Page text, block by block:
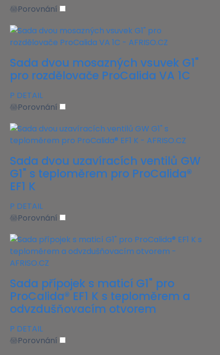
Porovnání
Sada dvou mosazných vsuvek G1"
pro rozdělovače ProCalida VA 1C
P DETAIL
Porovnání
Sada dvou uzavíracích ventilů GW
G1" s teploměrem pro ProCalida®
EF1 K
P DETAIL
Porovnání
Sada přípojek s maticí G1" pro
ProCalida® EF1 K s teploměrem a
odvzdušňovacím otvorem
P DETAIL
Porovnání